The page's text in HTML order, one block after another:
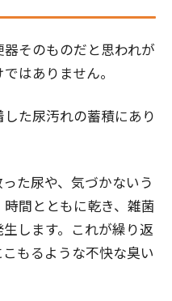
そのものだと思われが
はありません。
た尿汚れの蓄積にあり
た尿や、気づかないう
間とともに乾き、雑菌
します。これが繰り返
もるような不快な臭い